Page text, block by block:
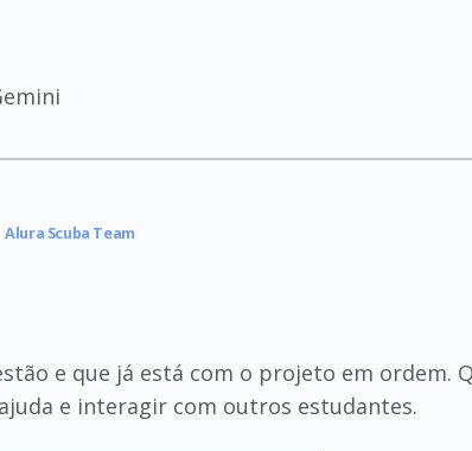
Alura Scuba Team
e que já está com o projeto em
e interagir com outros estudantes.